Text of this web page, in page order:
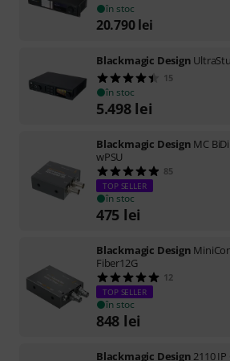
în stoc
20.790 lei
Blackmagic Design
15
în stoc
5.498 lei
Blackmagic Design MC
wPSU
85
TOP SELLER
în stoc
475 lei
Blackmagic Design
Fiber12G
12
TOP SELLER
în stoc
848 lei
Blackmagic Design 2110